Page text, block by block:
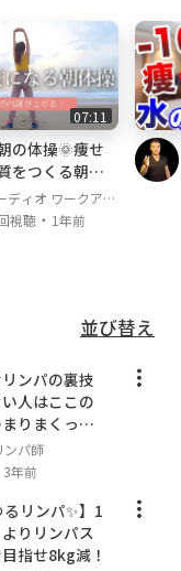
の脂肪燃焼
07:11
の体操🌞痩せ
をつくる朝習
朝のやさしい
で代謝を上げ
ディオ ワークアウ
Cardio Workout
視聴・ 1年前
並び替え
リンパの裏技
人はここの
りまくって
ンパ師
3年前
るリンパ✨】1
りリンパス
指せ8kg減！